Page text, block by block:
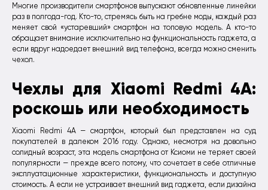
Многие производители смартфонов выпускают обновленные линейки
раз в полгода-год. Кто-то, стремясь быть на гребне моды, каждый раз
меняет свой «устаревший» смартфон на топовую модель. А кто-то
обращает внимание исключительно на функциональность гаджета, а
если вдруг надоедает внешний вид телефона, всегда можно сменить
чехол.
Чехлы для Xiaomi Redmi 4A:
роскошь или необходимость
Xiaomi Redmi 4A — смартфон, который был представлен на суд
покупателей в далеком 2016 году. Однако, несмотря на довольно
солидный возраст, эта модель смартфона от Ксиоми не теряет своей
популярности — прежде всего потому, что сочетает в себе отличные
эксплуатационные характеристики, функциональность и доступную
стоимость. А если не устраивает внешний вид гаджета, если дизайна